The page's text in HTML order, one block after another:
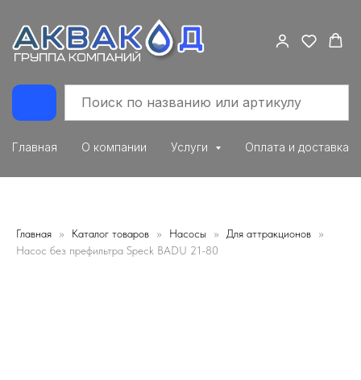
Главная О компании Услуги Оплата и доставка
Главная Каталог товаров Насосы
Для аттракционов
Насос без префильтра Speck BADU 21-80